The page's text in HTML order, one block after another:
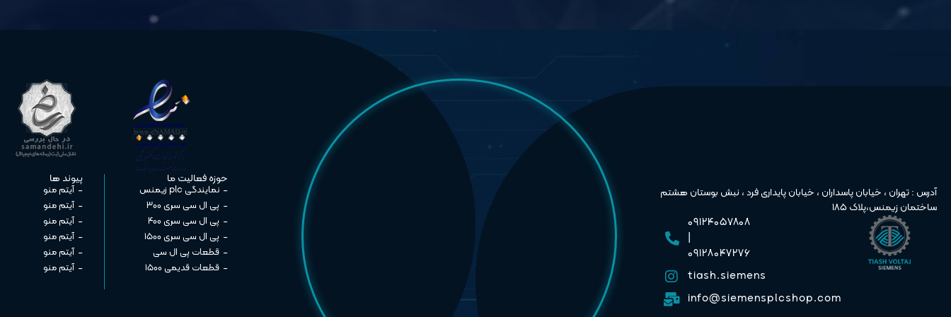
آدرس : تهران ، خیابان پاسداران ، خیابان پایداری فرد ، نبش بوستان هشتم
ساختمان زیمنس،پلاک ۱۸۵
۰۹۱۲۴۰۵۷۸۰۸
۰۹۱۲۸۰۴۷۲۷۶
tiash.siemens
info@siemensplcshop.com
حوزه فعالیت ما
نمایندگی plc زیمنس
پی ال سی سری ۳۰۰
پی ال سی سری ۴۰۰
پی ال سی سری ۱۵۰۰
قطعات پی ال سی
قطعات قدیمی ۱۵۰۰
پیوند ها
آیتم منو
آیتم منو
آیتم منو
آیتم منو
آیتم منو
آیتم منو